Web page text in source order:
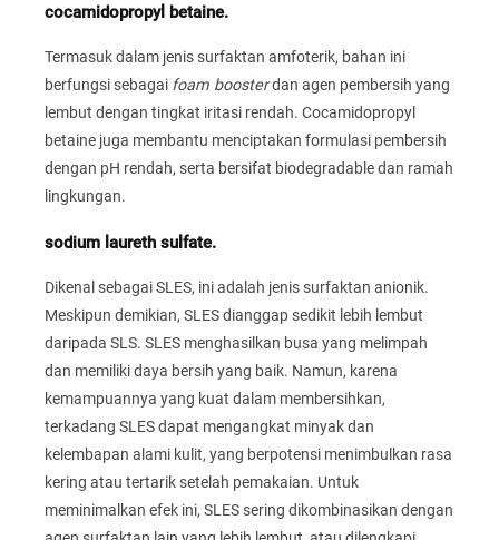
cocamidopropyl betaine.
Termasuk dalam jenis surfaktan amfoterik, bahan ini
berfungsi sebagai foam boosterdan agen pembersih yang
lembut dengan tingkat iritasi rendah. Cocamidopropyl
betaine juga membantu menciptakan formulasi pembersih
dengan pH rendah, serta bersifat biodegradable dan ramah
lingkungan.
sodium laureth sulfate.
Dikenal sebagai SLES, ini adalah jenis surfaktan anionik.
Meskipun demikian, SLES dianggap sedikit lebih lembut
daripada SLS. SLES menghasilkan busa yang melimpah
dan memiliki daya bersih yang baik. Namun, karena
kemampuannya yang kuat dalam membersihkan,
terkadang SLES dapat mengangkat minyak dan
kelembapan alami kulit, yang berpotensi menimbulkan rasa
kering atau tertarik setelah pemakaian. Untuk
meminimalkan efek ini, SLES sering dikombinasikan dengan